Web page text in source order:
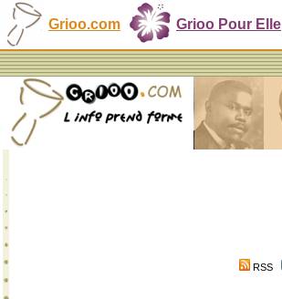
Grioo.com Grioo Pour Elle
RSS